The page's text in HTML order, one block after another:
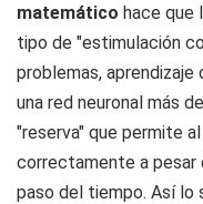
matemático hace que
tipo de "estimulación
problemas, aprendizaje
una red neuronal más
"reserva" que permite al
correctamente a pesar
paso del tiempo. Así lo